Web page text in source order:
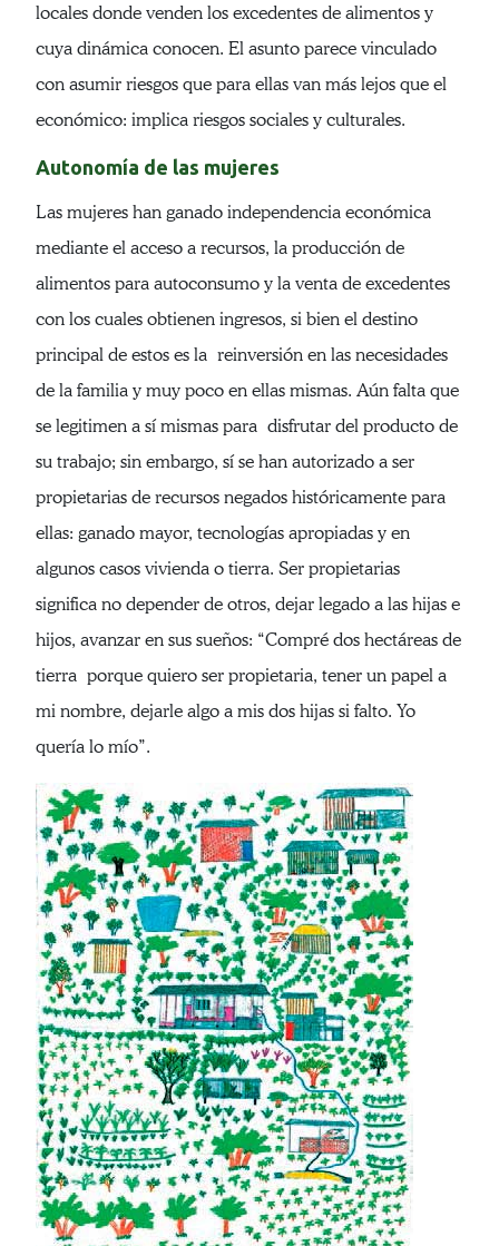
locales donde venden los excedentes de alimentos y
cuya dinámica conocen. El asunto parece vinculado
con asumir riesgos que para ellas van más lejos que el
económico: implica riesgos sociales y culturales.
Autonomía de las mujeres
Las mujeres han ganado independencia económica
mediante el acceso a recursos, la producción de
alimentos para autoconsumo y la venta de excedentes
con los cuales obtienen ingresos, si bien el destino
principal de estos es la reinversión en las necesidades
de la familia y muy poco en ellas mismas. Aún falta que
se legitimen a sí mismas para disfrutar del producto de
su trabajo; sin embargo, sí se han autorizado a ser
propietarias de recursos negados históricamente para
ellas: ganado mayor, tecnologías apropiadas y en
algunos casos vivienda o tierra. Ser propietarias
significa no depender de otros, dejar legado a las hijas e
hijos, avanzar en sus sueños: “Compré dos hectáreas de
tierra porque quiero ser propietaria, tener un papel a
mi nombre, dejarle algo a mis dos hijas si falto. Yo
quería lo mío”.